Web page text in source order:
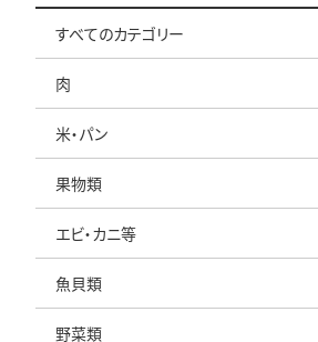
すべてのカテゴリー
肉
米・パン
果物類
エビ・カニ等
魚貝類
野菜類